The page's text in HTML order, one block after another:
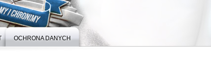
OCHRONA DANYCH